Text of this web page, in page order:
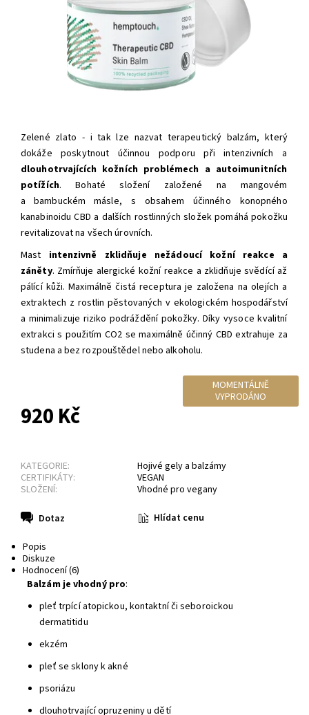
Zelené zlato - i tak lze nazvat terapeutický balzám, který
dokáže poskytnout účinnou podporu při intenzivních a
dlouhotrvajících kožních problémech a autoimunitních
potížích. Bohaté složení založené na mangovém
abambuckém
másle, s obsahem účinného konopného
kanabinoidu CBD a dalších rostlinných složek pomáhá pokožku
revitalizovat na všech úrovních.
Mast intenzivně zklidňuje nežádoucí kožní reakce a
záněty. Zmírňuje alergické kožní reakce a zklidňujesvědící až
pálící kůži.Maximálně čistá receptura je založena na olejích a
extraktech z rostlin pěstovaných v ekologickém hospodářství
a minimalizuje riziko podráždění pokožky. Díky vysoce kvalitní
extrakci s použitím CO2 se maximálně účinný CBD extrahuje za
studena a bez rozpouštědel nebo alkoholu.
MOMENTÁLNĚ
VYPRODÁNO
920 Kč
KATEGORIE:
Hojivé gely a balzámy
CERTIFIKÁTY:
VEGAN
SLOŽENÍ:
Vhodné pro vegany
Dotaz Hlídat cenu
Popis
Diskuze
Hodnocení (6)
Balzám je vhodný pro:
pleť trpící atopickou, kontaktní či seboroickou
dermatitidu
ekzém
pleť se sklony k akné
psoriázu
dlouhotrvající opruzeniny u dětí